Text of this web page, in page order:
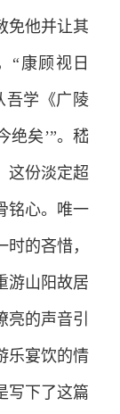
免他并让其
“康顾视日
吾学《广陵
绝矣’”。嵇
这份淡定超
铭心。唯一
的吝惜，
游山阳故居
的声音引
乐宴饮的情
写下了这篇